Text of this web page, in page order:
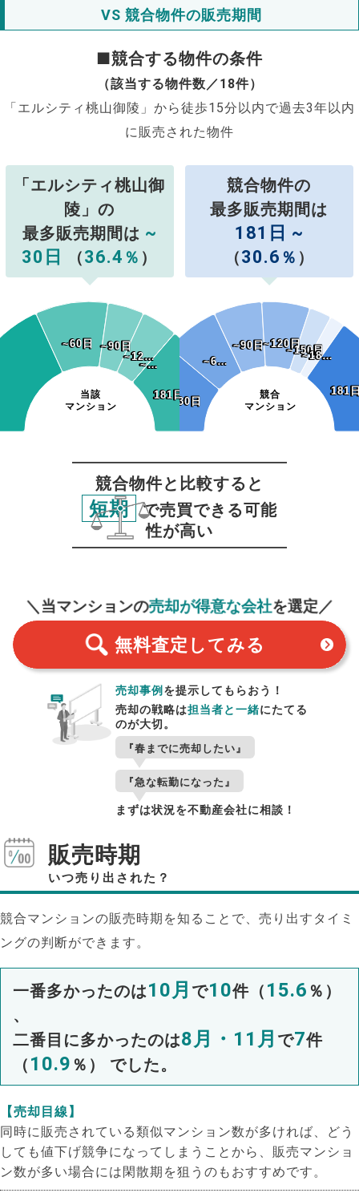
VS 競合物件の販売期間
■競合する物件の条件
（該当する物件数／18件）
「エルシティ桃山御陵」から徒歩15分以内で過去3年以内
に販売された物件
「エルシティ桃山御
陵」の
最多販売期間は ~
30日
（36.4 ％ ）
当該
マンション
~60日
~60日 ~90日
~90日
~12…
~12…
~…
~…
~…
~…
181日~
181日~
競合物件の
最多販売期間は
181日 ~
（30.6 ％ ）
競合
マンション
~30日
~30日
~6…
~6…
~90日
~90日~120日
~120日
~150日
~150日
~18…
~18…
181
181
競合物件と比較すると
短期
で売買できる可能
性が高い
＼当マンションの売却が得意な会社を選定／
無料査定 してみる
売却事例を提示してもらおう！
売却の戦略は担当者と一緒にたてる
のが大切。
『春までに売却したい』
『急な転勤になった』
まずは状況を不動産会社に相談！
販売時期
いつ売り出された？
競合マンションの販売時期を知ることで、売り出すタイミ
ングの判断ができます。
一番多かったのは10月 で10件（ 15.6 ％）
、
二番目に多かったのは8月・11月 で7件
（ 10.9 ％） でした。
【売却目線】
同時に販売されている類似マンション数が多ければ、どう
しても値下げ競争になってしまうことから、販売マンショ
ン数が多い場合には閑散期を狙うのもおすすめです。